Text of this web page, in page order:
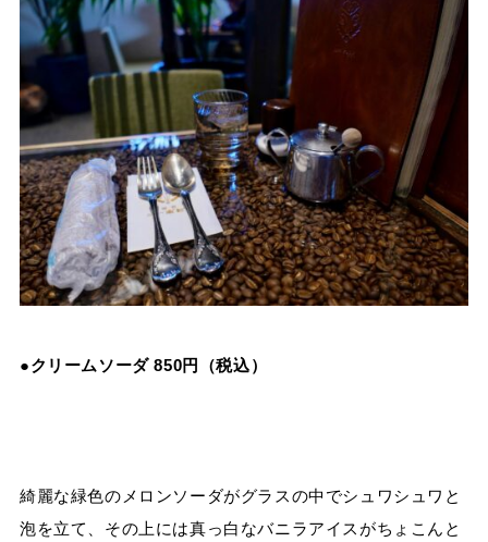
●クリームソーダ 850円（税込）
綺麗な緑色のメロンソーダがグラスの中でシュワシュワと
泡を立て、その上には真っ白なバニラアイスがちょこんと